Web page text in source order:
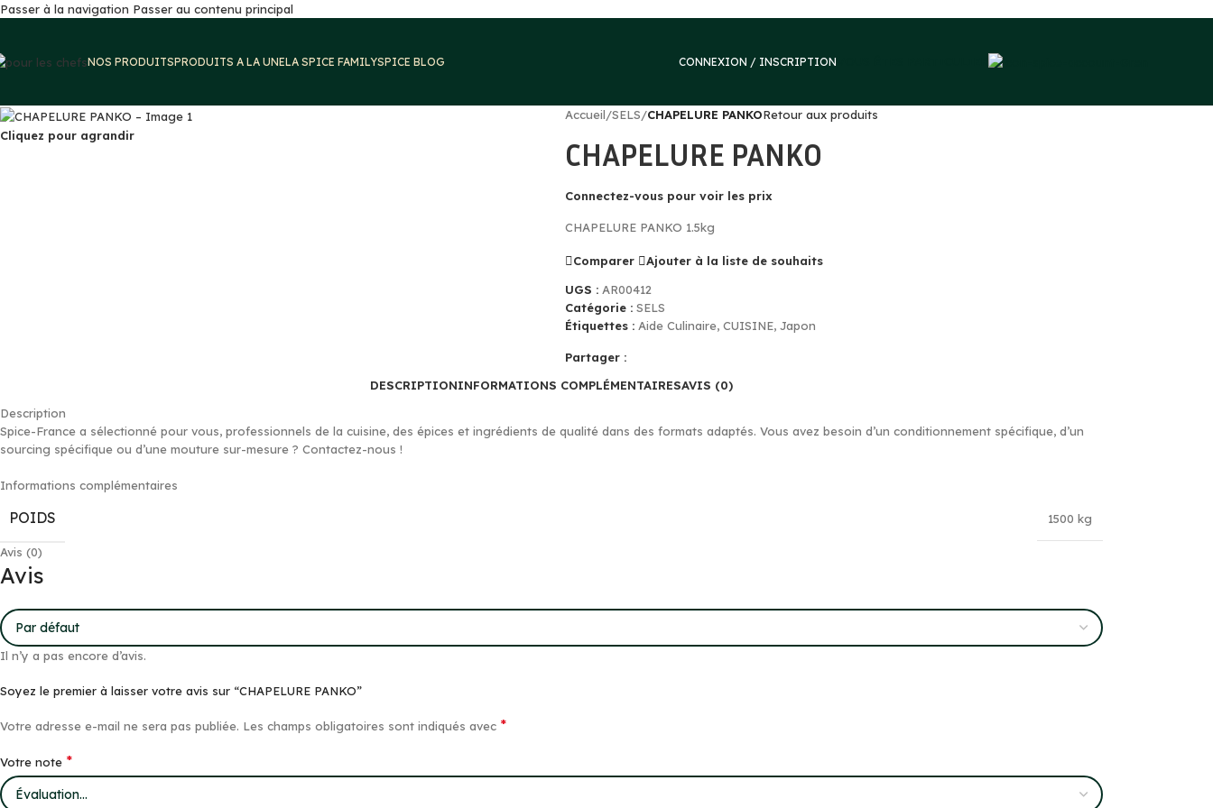
Passer à la navigation Passer au contenu principal
NOS PRODUITSPRODUITS A LA UNELA SPICE FAMILYSPICE BLOG CONNEXION / INSCRIPTION
Cliquez pour agrandir
Accueil/SELS/CHAPELURE PANKORetour aux produits
CHAPELURE PANKO
Connectez-vous pour voir les prix
CHAPELURE PANKO 1.5kg
Comparer Ajouter à la liste de souhaits
UGS : AR00412
Catégorie : SELS
Étiquettes : Aide Culinaire, CUISINE, Japon
Partager :
DESCRIPTIONINFORMATIONS COMPLÉMENTAIRESAVIS (0)
Description
Spice-France a sélectionné pour vous, professionnels de la cuisine, des épices et ingrédients de qualité dans des formats adaptés. Vous avez besoin d’un conditionnement spécifique, d’un
sourcing spécifique ou d’une mouture sur-mesure ? Contactez-nous !
Informations complémentaires
POIDS 1500 kg
Avis (0)
Avis
Il n’y a pas encore d’avis.
Soyez le premier à laisser votre avis sur “CHAPELURE PANKO”
Votre adresse e-mail ne sera pas publiée. Les champs obligatoires sont indiqués avec *
Votre note *